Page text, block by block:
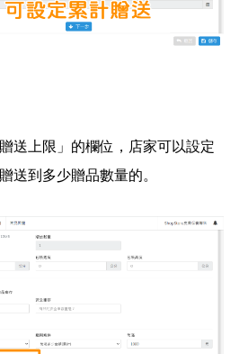
送上限」的欄位，店家可以設定
送到多少贈品數量的。